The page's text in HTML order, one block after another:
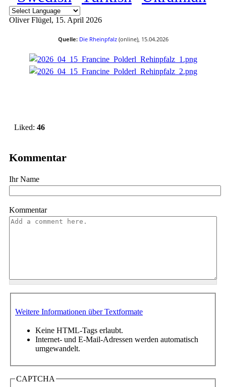
Oliver Flügel, 15. April 2026
Quelle: Die Rheinpfalz (online), 15.04.2026
Liked: 46
Kommentar
Ihr Name
Kommentar
Weitere Informationen über Textformate
Keine HTML-Tags erlaubt.
Internet- und E-Mail-Adressen werden automatisch
umgewandelt.
CAPTCHA